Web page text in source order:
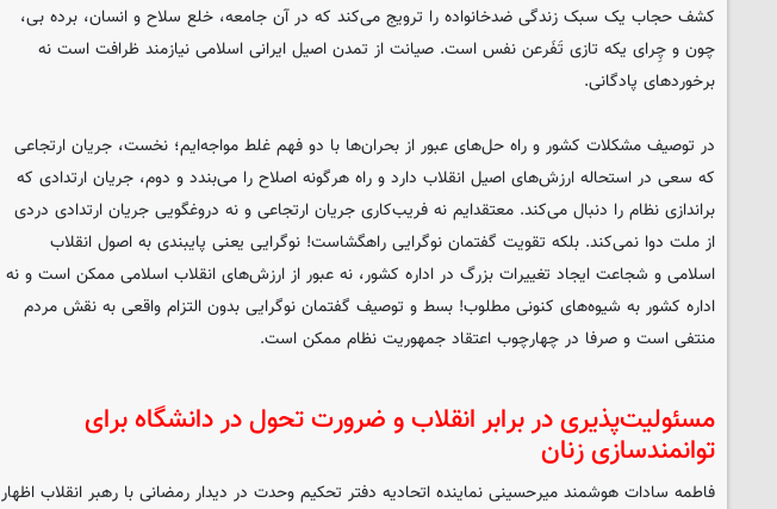
کشف حجاب یک سبک زندگی ضدخانواده را ترویج می‌کند که در آن جامعه، خلع سلاح و انسان، برده بی،
چون و چِرای یکه تازی تَفَرعن نفس است. صیانت از تمدن اصیل ایرانی اسلامی نیازمند ظرافت است نه
برخوردهای پادگانی.
در توصیف مشکلات کشور و راه حل‌های عبور از بحران‌ها با دو فهم غلط مواجه‌ایم؛ نخست، جریان ارتجاعی
که سعی در استحاله ارزش‌های اصیل انقلاب دارد و راه هرگونه اصلاح را می‌بندد و دوم، جریان ارتدادی که
براندازی نظام را دنبال می‌کند. معتقدایم نه فریب‌کاری جریان ارتجاعی و نه دروغگویی جریان ارتدادی دردی
از ملت دوا نمی‌کند. بلکه تقویت گفتمان نوگرایی راهگشاست! نوگرایی یعنی پایبندی به اصول انقلاب
اسلامی و شجاعت ایجاد تغییرات بزرگ در اداره کشور، نه عبور از ارزش‌های انقلاب اسلامی ممکن است و نه
اداره کشور به شیوه‌های کنونی مطلوب! بسط و توصیف گفتمان نوگرایی بدون التزام واقعی به نقش مردم
منتفی است و صرفا در چهارچوب اعتقاد جمهوریت نظام ممکن است.
مسئولیت‌پذیری در برابر انقلاب و ضرورت تحول در دانشگاه برای
توانمندسازی زنان
فاطمه سادات هوشمند میرحسینی نماینده اتحادیه دفتر تحکیم وحدت در دیدار رمضانی با رهبر انقلاب اظهار